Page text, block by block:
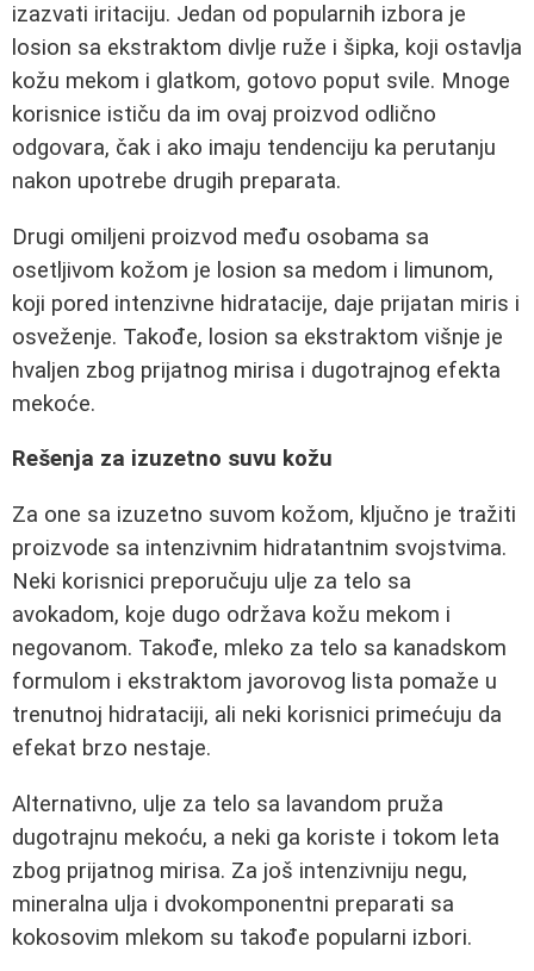
izazvati iritaciju. Jedan od popularnih izbora je
losion sa ekstraktom divlje ruže i šipka, koji ostavlja
kožu mekom i glatkom, gotovo poput svile. Mnoge
korisnice ističu da im ovaj proizvod odlično
odgovara, čak i ako imaju tendenciju ka perutanju
nakon upotrebe drugih preparata.
Drugi omiljeni proizvod među osobama sa
osetljivom kožom je losion sa medom i limunom,
koji pored intenzivne hidratacije, daje prijatan miris i
osveženje. Takođe, losion sa ekstraktom višnje je
hvaljen zbog prijatnog mirisa i dugotrajnog efekta
mekoće.
Rešenja za izuzetno suvu kožu
Za one sa izuzetno suvom kožom, ključno je tražiti
proizvode sa intenzivnim hidratantnim svojstvima.
Neki korisnici preporučuju ulje za telo sa
avokadom, koje dugo održava kožu mekom i
negovanom. Takođe, mleko za telo sa kanadskom
formulom i ekstraktom javorovog lista pomaže u
trenutnoj hidrataciji, ali neki korisnici primećuju da
efekat brzo nestaje.
Alternativno, ulje za telo sa lavandom pruža
dugotrajnu mekoću, a neki ga koriste i tokom leta
zbog prijatnog mirisa. Za još intenzivniju negu,
mineralna ulja i dvokomponentni preparati sa
kokosovim mlekom su takođe popularni izbori.